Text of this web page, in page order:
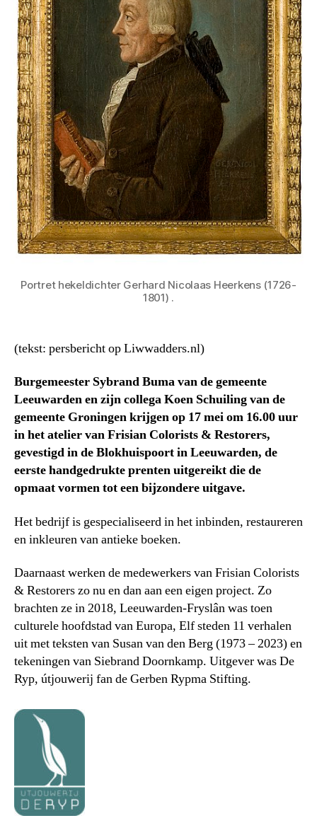
Portret hekeldichter Gerhard Nicolaas Heerkens (1726-
1801) .
(tekst: persbericht op Liwwadders.nl)
Burgemeester Sybrand Buma van de gemeente
Leeuwarden en zijn collega Koen Schuiling van de
gemeente Groningen krijgen op 17 mei om 16.00 uur
in het atelier van Frisian Colorists & Restorers,
gevestigd in de Blokhuispoort in Leeuwarden, de
eerste handgedrukte prenten uitgereikt die de
opmaat vormen tot een bijzondere uitgave.
Het bedrijf is gespecialiseerd in het inbinden, restaureren
en inkleuren van antieke boeken.
Daarnaast werken de medewerkers van Frisian Colorists
& Restorers zo nu en dan aan een eigen project. Zo
brachten ze in 2018, Leeuwarden-Fryslân was toen
culturele hoofdstad van Europa, Elf steden 11 verhalen
uit met teksten van Susan van den Berg (1973 – 2023) en
tekeningen van Siebrand Doornkamp. Uitgever was De
Ryp, útjouwerij fan de Gerben Rypma Stifting.